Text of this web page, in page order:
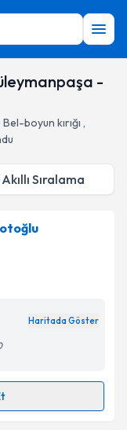
-
Bel-boyun kırığı ,
Akıllı Sıralama
Haritada Göster